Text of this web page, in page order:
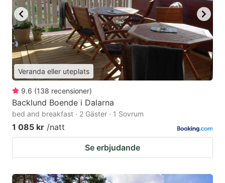
Veranda eller uteplats
9.6 (138 recensioner)
Backlund Boende i Dalarna
bed and breakfast · 2 Gäster · 1 Sovrum
1 085 kr /natt
Se erbjudande